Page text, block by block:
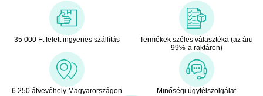
35 000 Ft felett ingyenes szállítás
Termékek széles választéka (az áru
99%-a raktáron)
6 250 átvevőhely Magyarországon Minőségi ügyfélszolgálat